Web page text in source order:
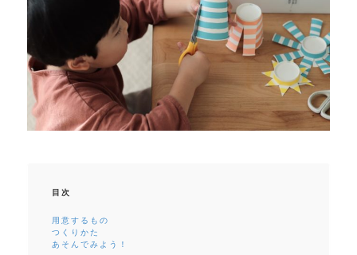
目次
用意するもの
つくりかた
あそんでみよう！